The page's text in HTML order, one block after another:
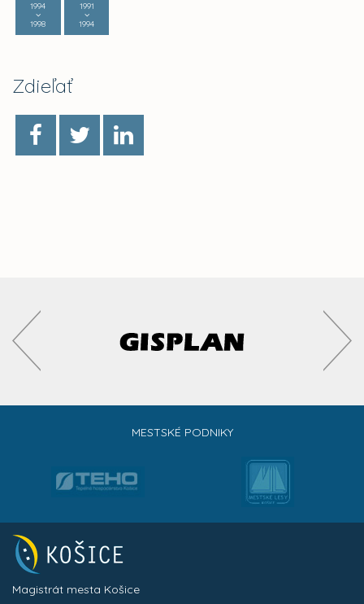
1994
1998
1991
1994
Zdieľať
MESTSKÉ PODNIKY
Magistrát mesta Košice